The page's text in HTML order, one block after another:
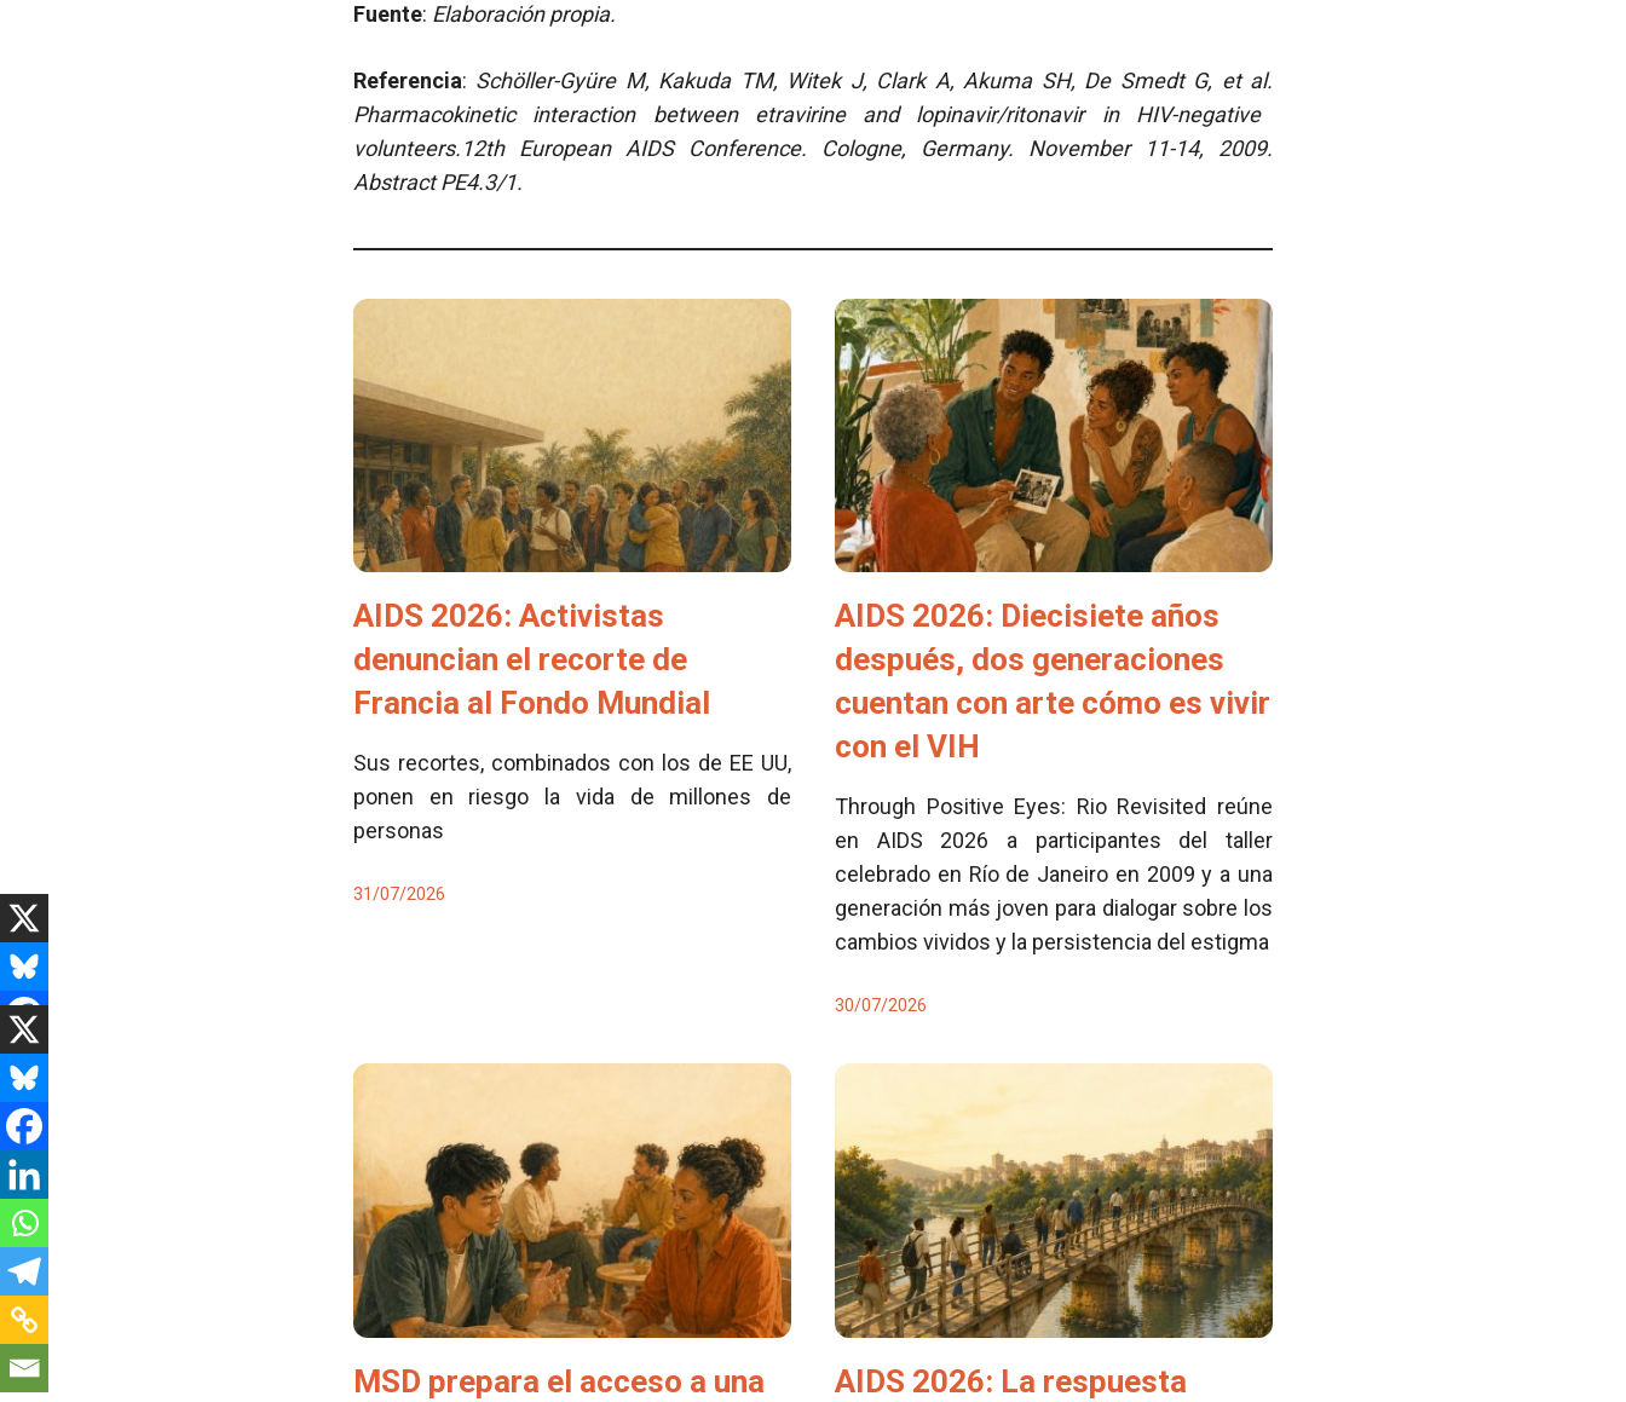
Fuente: Elaboración propia.
Referencia: Schöller-Gyüre M, Kakuda TM, Witek J, Clark A, Akuma SH, De Smedt G, et al.
Pharmacokinetic interaction between etravirine and lopinavir/ritonavir in HIV-negative
volunteers. 12th European AIDS Conference. Cologne, Germany. November 11-14, 2009.
Abstract PE4.3/1.
AIDS 2026: Activistas
denuncian el recorte de
Francia al Fondo Mundial
Sus recortes, combinados con los de EE UU,
ponen en riesgo la vida de millones de
personas
31/07/2026
AIDS 2026: Diecisiete años
después, dos generaciones
cuentan con arte cómo es vivir
con el VIH
Through Positive Eyes: Rio Revisited reúne
en AIDS 2026 a participantes del taller
celebrado en Río de Janeiro en 2009 y a una
generación más joven para dialogar sobre los
cambios vividos y la persistencia del estigma
30/07/2026
MSD prepara el acceso a una AIDS 2026: La respuesta